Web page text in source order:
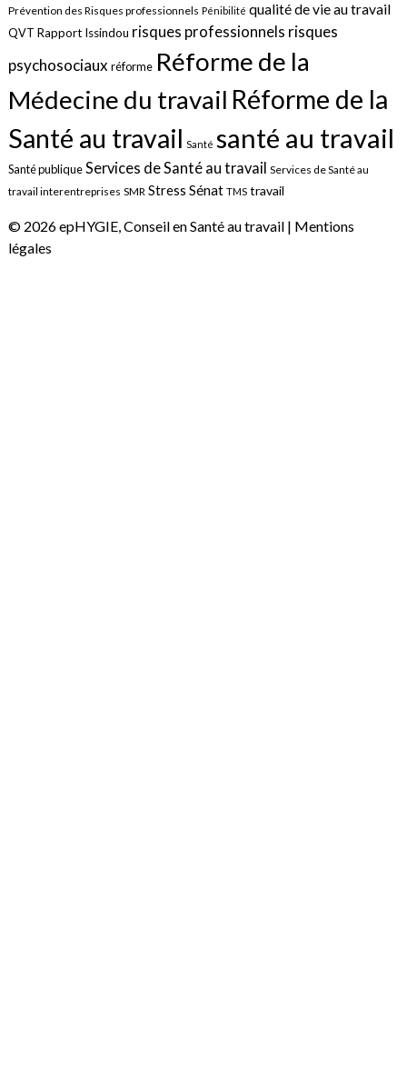
Prévention des Risques professionnels Pénibilité qualité de vie au travail
QVT Rapport Issindou risques professionnels risques
psychosociauxréforme Réforme de la
Médecine du travail Réforme de la
Santé au travail Santé santé au travail
Santé publiqueServices de Santé au travail Services de Santé au
travail interentreprises SMR Stress Sénat TMS travail
© 2026 epHYGIE, Conseil en Santé au travail | Mentions
légales